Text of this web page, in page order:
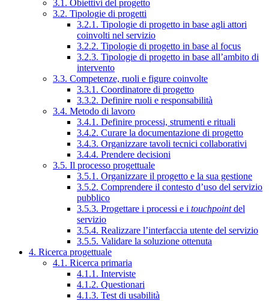
3.1. Obiettivi del progetto
3.2. Tipologie di progetti
3.2.1. Tipologie di progetto in base agli attori
coinvolti nel servizio
3.2.2. Tipologie di progetto in base al focus
3.2.3. Tipologie di progetto in base all’ambito di
intervento
3.3. Competenze, ruoli e figure coinvolte
3.3.1. Coordinatore di progetto
3.3.2. Definire ruoli e responsabilità
3.4. Metodo di lavoro
3.4.1. Definire processi, strumenti e rituali
3.4.2. Curare la documentazione di progetto
3.4.3. Organizzare tavoli tecnici collaborativi
3.4.4. Prendere decisioni
3.5. Il processo progettuale
3.5.1. Organizzare il progetto e la sua gestione
3.5.2. Comprendere il contesto d’uso del servizio
pubblico
3.5.3. Progettare i processi e i touchpointdel
servizio
3.5.4. Realizzare l’interfaccia utente del servizio
3.5.5. Validare la soluzione ottenuta
4. Ricerca progettuale
4.1. Ricerca primaria
4.1.1. Interviste
4.1.2. Questionari
4.1.3. Test di usabilità